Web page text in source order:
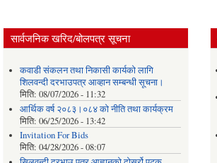
सार्वजनिक खरिद/बोलपत्र सूचना
कवाडी संकलन तथा निकासी कार्यको लागि
शिलवन्दी दरभाउपत्र आव्हान सम्बन्धी सूचना।
मिति: 08/07/2026 - 11:32
आर्थिक वर्ष २०८३।०८४ को नीति तथा कार्यक्रम
मिति: 06/25/2026 - 13:42
Invitation For Bids
मिति: 04/28/2026 - 08:07